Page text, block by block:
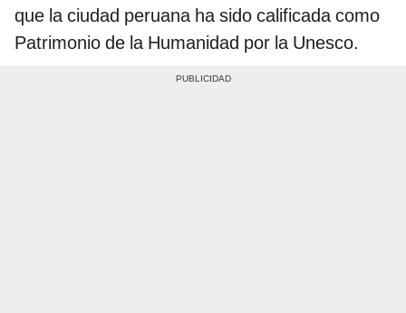
que la ciudad peruana ha sido calificada como
Patrimonio de la Humanidad por la Unesco.